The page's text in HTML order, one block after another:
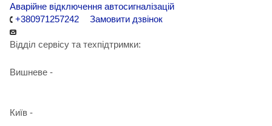
Аварійне відключення автосигналізацій
+380971257242
Замовити дзвінок
Відділ сервісу та техпідтримки:
Вишневе -
Київ -